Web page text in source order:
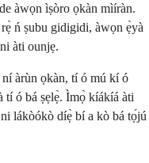
àwọn ìṣòro ọkàn mìíràn.
ń ṣubu gidigidi, àwọn ẹ̀yà
àti ounjẹ.
àrùn ọkàn, tí ó mú kí ó
ó bá ṣẹlẹ̀. Ìmọ̀ kíákíá àti
lákòókò díẹ̀ bí a kò bá tọ́jú